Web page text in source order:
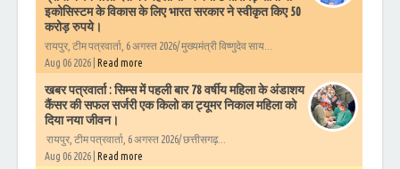
इकोसिस्टम के विकास के लिए भारत सरकार ने स्वीकृत किए 50
करोड़ रुपये।
रायपुर, टीम पत्रवार्ता, 6 अगस्त 2026/ मुख्यमंत्री विष्णुदेव साय...
Aug 06 2026 | Read more
खबर पत्रवार्ता : सिम्स में पहली बार 78 वर्षीय महिला के अंडाशय
कैंसर की सफल सर्जरी एक किलो का ट्यूमर निकाल महिला को
दिया नया जीवन।
रायपुर, टीम पत्रवार्ता, 6 अगस्त 2026/ छत्तीसगढ़...
Aug 06 2026 | Read more